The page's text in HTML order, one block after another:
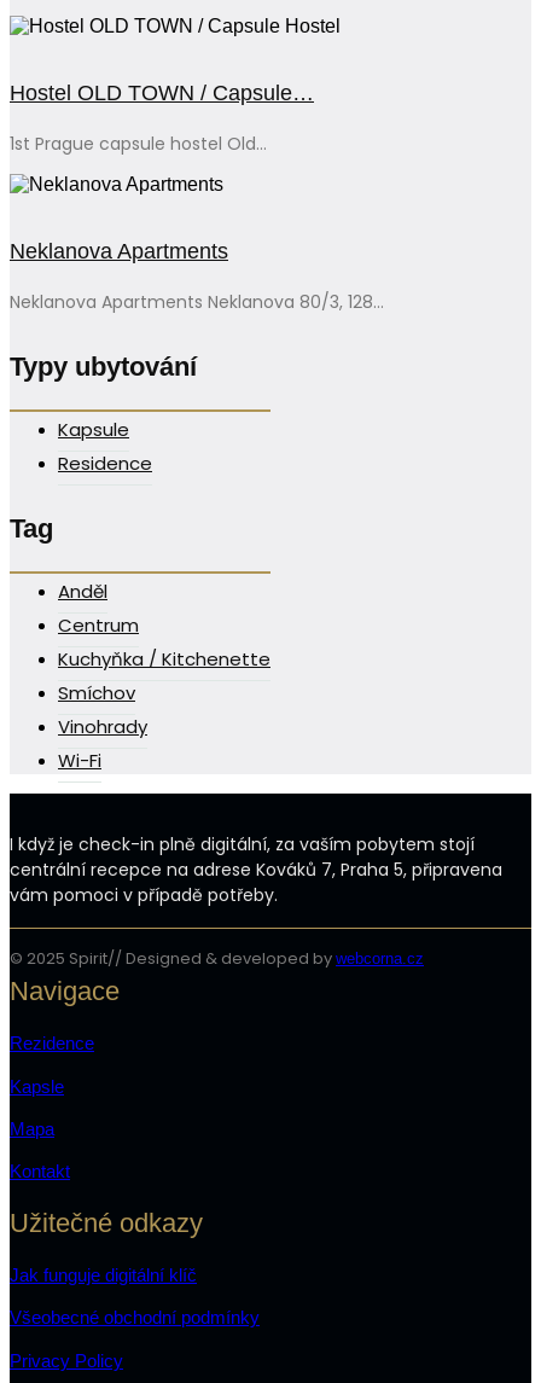
Hostel OLD TOWN / Capsule…
1st Prague capsule hostel Old...
Neklanova Apartments
Neklanova Apartments Neklanova 80/3, 128...
Typy ubytování
Kapsule
Residence
Tag
Anděl
Centrum
Kuchyňka / Kitchenette
Smíchov
Vinohrady
Wi-Fi
I když je check-in plně digitální, za vaším pobytem stojí
centrální recepce na adrese Kováků 7, Praha 5, připravena
vám pomoci v případě potřeby.
© 2025 Spirit// Designed & developed by webcorna.cz
Navigace
Rezidence
Kapsle
Mapa
Kontakt
Užitečné odkazy
Jak funguje digitální klíč
Všeobecné obchodní podmínky
Privacy Policy